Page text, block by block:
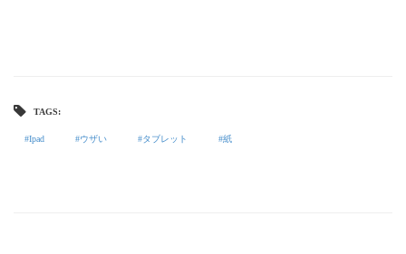
TAGS:
Ipad ウザい タブレット 紙